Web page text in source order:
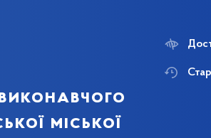
міської